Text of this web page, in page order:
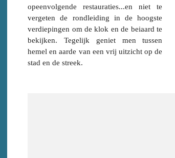
opeenvolgende restauraties...en niet te
vergeten de rondleiding in de hoogste
verdiepingen om de klok en de beiaard te
bekijken. Tegelijk geniet men tussen
hemel en aarde van een vrij uitzicht op de
stad en de streek.